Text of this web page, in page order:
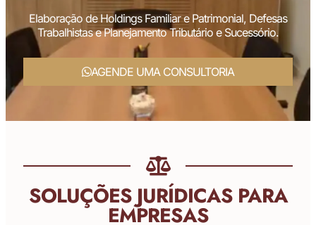
Elaboração de Holdings Familiar e Patrimonial, Defesas
Trabalhistas e Planejamento Tributário e Sucessório.
AGENDE UMA CONSULTORIA
SOLUÇÕES JURÍDICAS PARA
EMPRESAS